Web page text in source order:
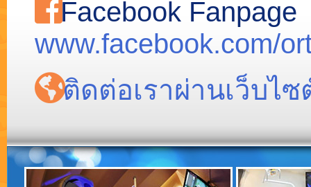
Facebook Fanpage
www.facebook.com/
ติดต่อเราผ่านเว็บไ